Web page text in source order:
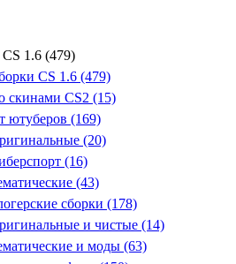
1.6 (479)
CS 1.6 (479)
скинами CS2 (15)
ютуберов (169)
(20)
(16)
(43)
сборки (178)
и чистые (14)
и моды (63)